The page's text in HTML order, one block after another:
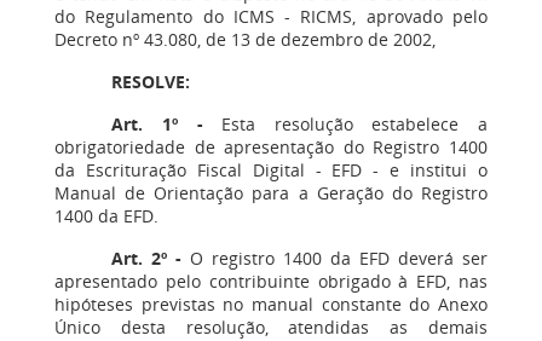
do Regulamento do ICMS - RICMS, aprovado pelo
Decreto nº 43.080, de 13 de dezembro de 2002,
RESOLVE:
Art. 1º - Esta resolução estabelece a
obrigatoriedade de apresentação do Registro 1400
da Escrituração Fiscal Digital - EFD - e institui o
Manual de Orientação para a Geração do Registro
1400 da EFD.
Art. 2º - O registro 1400 da EFD deverá ser
apresentado pelo contribuinte obrigado à EFD, nas
hipóteses previstas no manual constante do Anexo
Único desta resolução, atendidas as demais